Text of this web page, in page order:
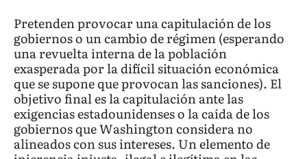
Pretenden provocar una capitulación de los
gobiernos o un cambio de régimen (esperando
una revuelta interna de la población
exasperada por la difícil situación económica
que se supone que provocan las sanciones). El
objetivo final es la capitulación ante las
exigencias estadounidenses o la caída de los
gobiernos que Washington considera no
alineados con sus intereses. Un elemento de